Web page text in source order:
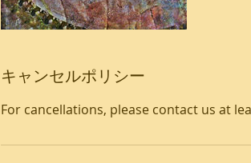
キャンセルポリシー
For cancellations, please contact us at